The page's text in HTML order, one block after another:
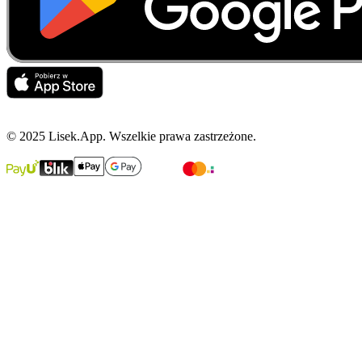
© 2025 Lisek.App. Wszelkie prawa zastrzeżone.